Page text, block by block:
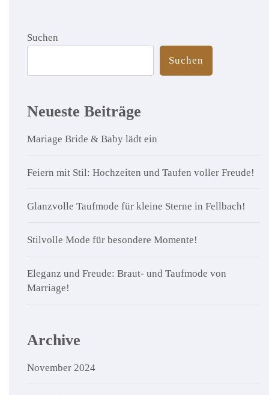
Suchen
Suchen
Neueste Beiträge
Mariage Bride & Baby lädt ein
Feiern mit Stil: Hochzeiten und Taufen voller Freude!
Glanzvolle Taufmode für kleine Sterne in Fellbach!
Stilvolle Mode für besondere Momente!
Eleganz und Freude: Braut- und Taufmode von
Marriage!
Archive
November 2024